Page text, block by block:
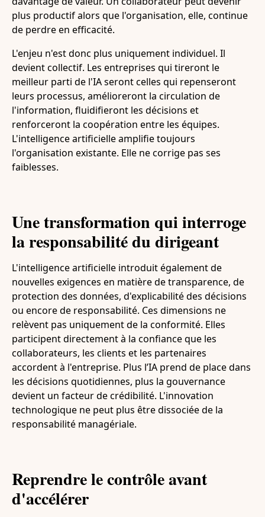
plus productif alors que l'organisation, elle, continue
de perdre en efficacité.
L'enjeu n'est donc plus uniquement individuel. Il
devient collectif. Les entreprises qui tireront le
meilleur parti de l'IA seront celles qui repenseront
leurs processus, amélioreront la circulation de
l'information, fluidifieront les décisions et
renforceront la coopération entre les équipes.
L'intelligence artificielle amplifie toujours
l'organisation existante. Elle ne corrige pas ses
faiblesses.
Une transformation qui interroge
la responsabilité du dirigeant
L'intelligence artificielle introduit également de
nouvelles exigences en matière de transparence, de
protection des données, d'explicabilité des décisions
ou encore de responsabilité. Ces dimensions ne
relèvent pas uniquement de la conformité. Elles
participent directement à la confiance que les
collaborateurs, les clients et les partenaires
accordent à l'entreprise. Plus l’IA prend de place dans
les décisions quotidiennes, plus la gouvernance
devient un facteur de crédibilité. L'innovation
technologique ne peut plus être dissociée de la
responsabilité managériale.
Reprendre le contrôle avant
d'accélérer